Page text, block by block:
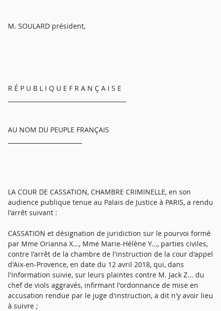
M. SOULARD président,
R É P U B L I Q U E F R A N Ç A I S E
AU NOM DU PEUPLE FRANÇAIS
LA COUR DE CASSATION, CHAMBRE CRIMINELLE, en son
audience publique tenue au Palais de Justice à PARIS, a rendu
l'arrêt suivant :
CASSATION et désignation de juridiction sur le pourvoi formé
par Mme Orianna X..., Mme Marie-Hélène Y..., parties civiles,
contre l'arrêt de la chambre de l'instruction de la cour d'appel
d'Aix-en-Provence, en date du 12 avril 2018, qui, dans
l'information suivie, sur leurs plaintes contre M. Jack Z... du
chef de viols aggravés, infirmant l'ordonnance de mise en
accusation rendue par le juge d'instruction, a dit n'y avoir lieu
à suivre ;